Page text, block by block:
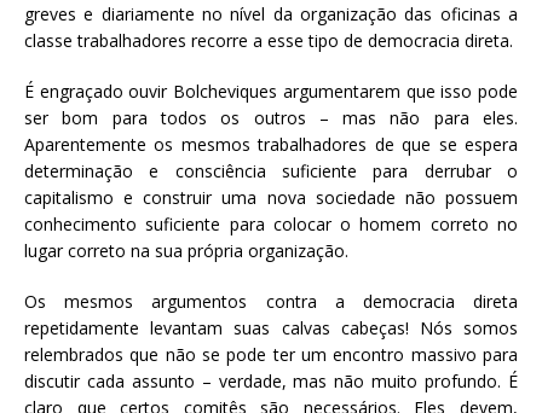
greves e diariamente no nível da organização das oficinas a
classe trabalhadores recorre a esse tipo de democracia direta.
É engraçado ouvir Bolcheviques argumentarem que isso pode
ser bom para todos os outros – mas não para eles.
Aparentemente os mesmos trabalhadores de que se espera
determinação e consciência suficiente para derrubar o
capitalismo e construir uma nova sociedade não possuem
conhecimento suficiente para colocar o homem correto no
lugar correto na sua própria organização.
Os mesmos argumentos contra a democracia direta
repetidamente levantam suas calvas cabeças! Nós somos
relembrados que não se pode ter um encontro massivo para
discutir cada assunto – verdade, mas não muito profundo. É
claro que certos comitês são necessários. Eles devem,